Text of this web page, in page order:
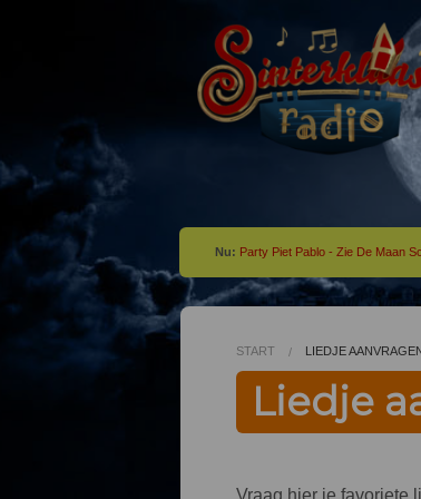
Nu: Party Piet Pablo - Zie De Maan
START LIEDJE
Liedje
Vraag hier je favoriete